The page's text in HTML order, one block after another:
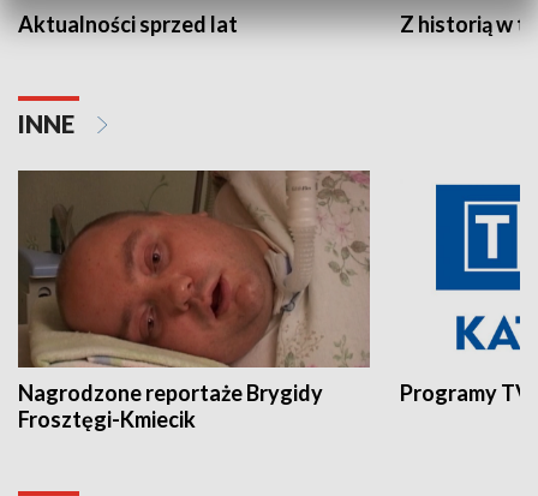
Aktualności sprzed lat Z historią w
INNE
Nagrodzone reportaże Brygidy
Frosztęgi-Kmiecik
Programy